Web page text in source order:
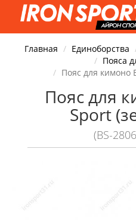
Главная Единоборства
Пояса
Пояс для кимоно
Пояс для
Sport
(BS-